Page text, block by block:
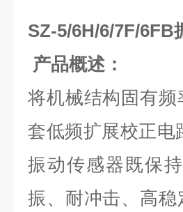
SZ-5/6H/6/7F/6FB
产品概述：
将机械结构固有
套低频扩展校正电
振动传感器既保
振、耐冲击、高